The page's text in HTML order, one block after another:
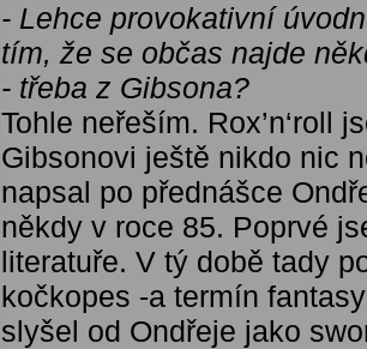
- Lehce provokativní
tím, že se občas najde
- třeba z Gibsona?
Tohle neřeším. Rox’n‘roll
Gibsonovi ještě nikdo nic
napsal po přednášce
někdy v roce 85. Poprvé
literatuře. V tý době tady
kočkopes -a termín
slyšel od Ondřeje jako